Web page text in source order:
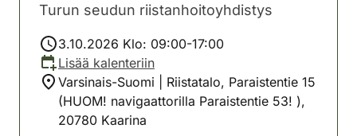
Turun seudun riistanhoitoyhdistys
3.10.2026 Klo: 09:00-17:00
Lisää kalenteriin
Varsinais-Suomi | Riistatalo, Paraistentie 15
(HUOM! navigaattorilla Paraistentie 53! ),
20780 Kaarina